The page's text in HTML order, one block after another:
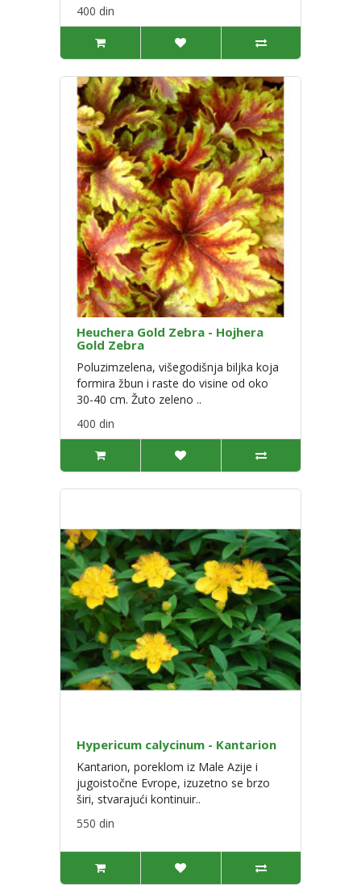
400 din
Heuchera Gold Zebra - Hojhera
Gold Zebra
Poluzimzelena, višegodišnja biljka koja
formira žbun i raste do visine od oko
30-40 cm. Žuto zeleno ..
400 din
Hypericum calycinum - Kantarion
Kantarion, poreklom iz Male Azije i
jugoistočne Evrope, izuzetno se brzo
širi, stvarajući kontinuir..
550 din